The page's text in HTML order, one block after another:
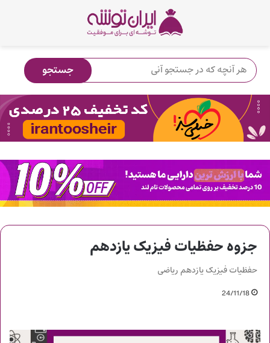
جزوه حفظیات فیزیک یازدهم
حفظیات فیزیک یازدهم ریاضی
24/11/18